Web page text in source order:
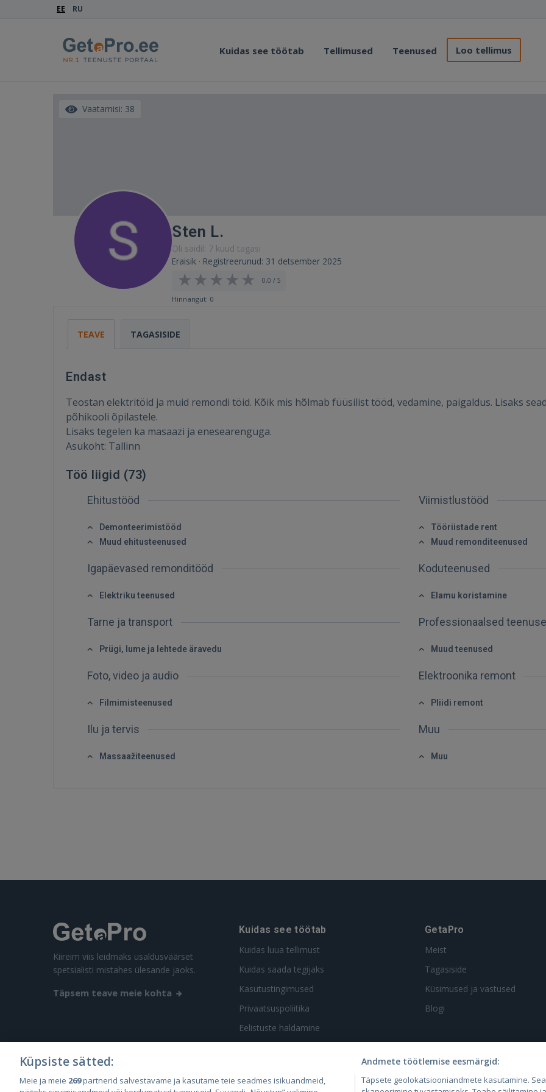
EE RU
Kuidas see töötab Tellimused Teenused Loo tellimus
FACEBOOK
GOOGLE
Vaatamisi: 38
Sten L.
Oli saidil: 7 kuud tagasi
Eraisik · Registreerunud: 31 detsember 2025
0,0 / 5
Hinnangut: 0
TEAVE TAGASISIDE
Endast
Teostan elektritöid ja muid remondi töid. Kõik mis hõlmab füüsilist tööd, vedamine, paigaldus. Lisaks
põhikooli õpilastele.
Lisaks tegelen ka masaazi ja enesearenguga.
Asukoht: Tallinn
Töö liigid (73)
Ehitustööd
Demonteerimistööd
Muud ehitusteenused
Viimistlustööd
Tööriistade rent
Muud remonditeenused
Igapäevased remonditööd
Elektriku teenused
Koduteenused
Elamu koristamine
Tarne ja transport
Prügi, lume ja lehtede äravedu
Professionaalsed
Muud teenused
Foto, video ja audio
Filmimisteenused
Elektroonika remont
Pliidi remont
Ilu ja tervis
Massaažiteenused
Muu
Muu
Kiireim viis leidmaks usaldusväärset
spetsialisti mistahes ülesande jaoks.
Täpsem teave meie kohta
Kuidas see töötab
Kuidas luua tellimust
Kuidas saada tegijaks
Kasutustingimused
Privaatsuspoliitika
Eelistuste haldamine
GetaPro
Meist
Tagasiside
Küsimused ja vastused
Blogi
Küpsiste sätted:
Meie ja meie 269partnerid salvestavame ja kasutame teie seadmes isikuandmeid,
Andmete töötlemise eesmärgid:
Täpsete geolokatsiooniandmete kasutamine.